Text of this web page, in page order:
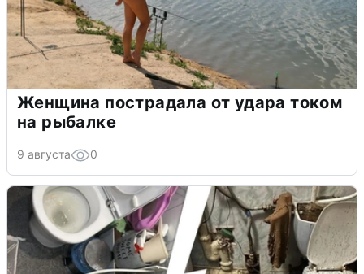
Женщина пострадала от удара током
на рыбалке
9 августа 0